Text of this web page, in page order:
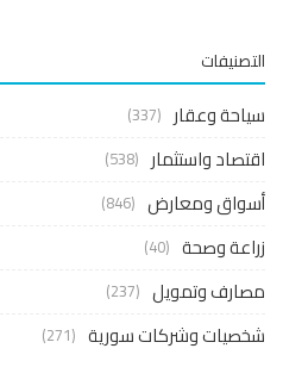
وعقار (337)
واستثمار (538)
ومعارض (846)
وصحة (40)
وتمويل (237)
وشركات سورية (271)